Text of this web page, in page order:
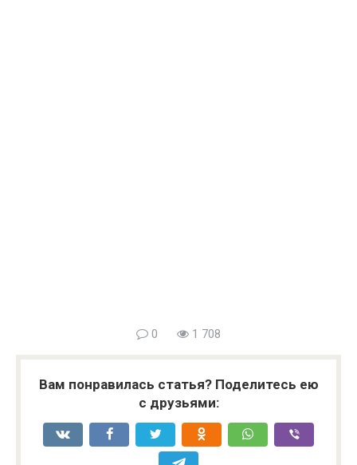
0 1 708
Вам понравилась статья? Поделитесь ею
с друзьями: